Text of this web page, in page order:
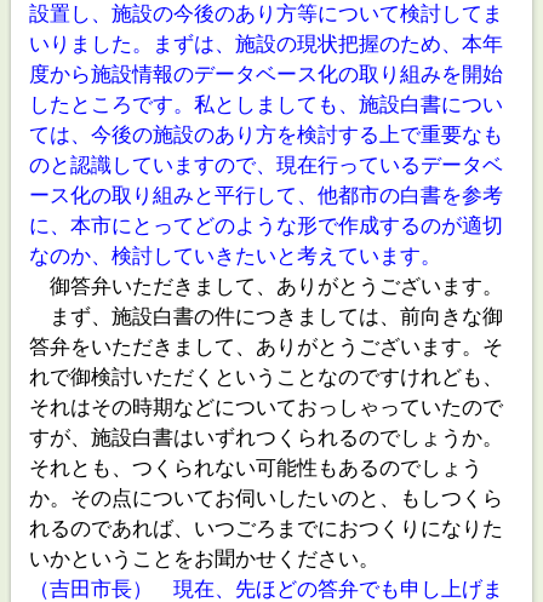
設置し、施設の今後のあり方等について検討してま
いりました。まずは、施設の現状把握のため、本年
度から施設情報のデータベース化の取り組みを開始
したところです。私としましても、施設白書につい
ては、今後の施設のあり方を検討する上で重要なも
のと認識していますので、現在行っているデータベ
ース化の取り組みと平行して、他都市の白書を参考
に、本市にとってどのような形で作成するのが適切
なのか、検討していきたいと考えています。
御答弁いただきまして、ありがとうございます。
まず、施設白書の件につきましては、前向きな御
答弁をいただきまして、ありがとうございます。そ
れで御検討いただくということなのですけれども、
それはその時期などについておっしゃっていたので
すが、施設白書はいずれつくられるのでしょうか。
それとも、つくられない可能性もあるのでしょう
か。その点についてお伺いしたいのと、もしつくら
れるのであれば、いつごろまでにおつくりになりた
いかということをお聞かせください。
（吉田市長） 現在、先ほどの答弁でも申し上げま